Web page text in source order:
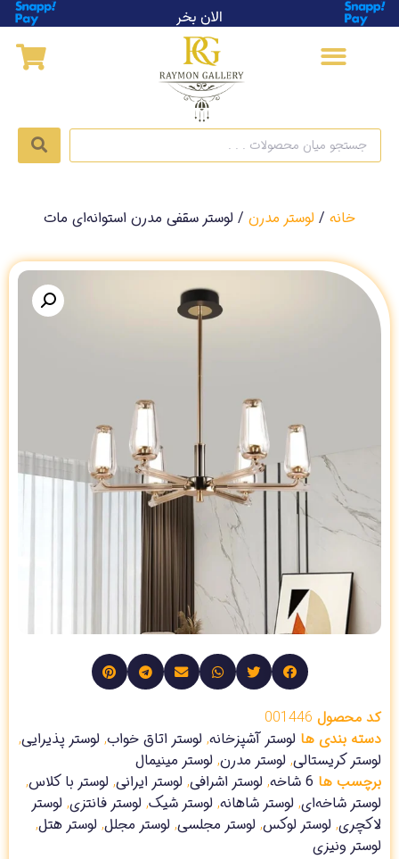
خانه / لوستر مدرن / لوستر سقفی مدرن استوانه‌ای مات
کد محصول 001446
دسته بندی ها لوستر آشپزخانه, لوستر اتاق خواب, لوستر پذیرایی,
لوستر کریستالی, لوستر مدرن, لوستر مینیمال
برچسب ها 6 شاخه , لوستر اشرافی, لوستر ایرانی, لوستر با کلاس,
لوستر شاخه‌ای, لوستر شاهانه, لوستر شیک, لوستر فانتزی, لوستر
لاکچری, لوستر لوکس, لوستر مجلسی, لوستر مجلل, لوستر هتل,
لوستر ونیزی